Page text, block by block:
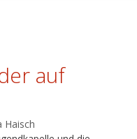
auf
Haisch